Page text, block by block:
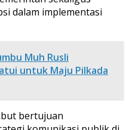
dalam implementasi
Muh Rusli
untuk Maju Pilkada
bertujuan